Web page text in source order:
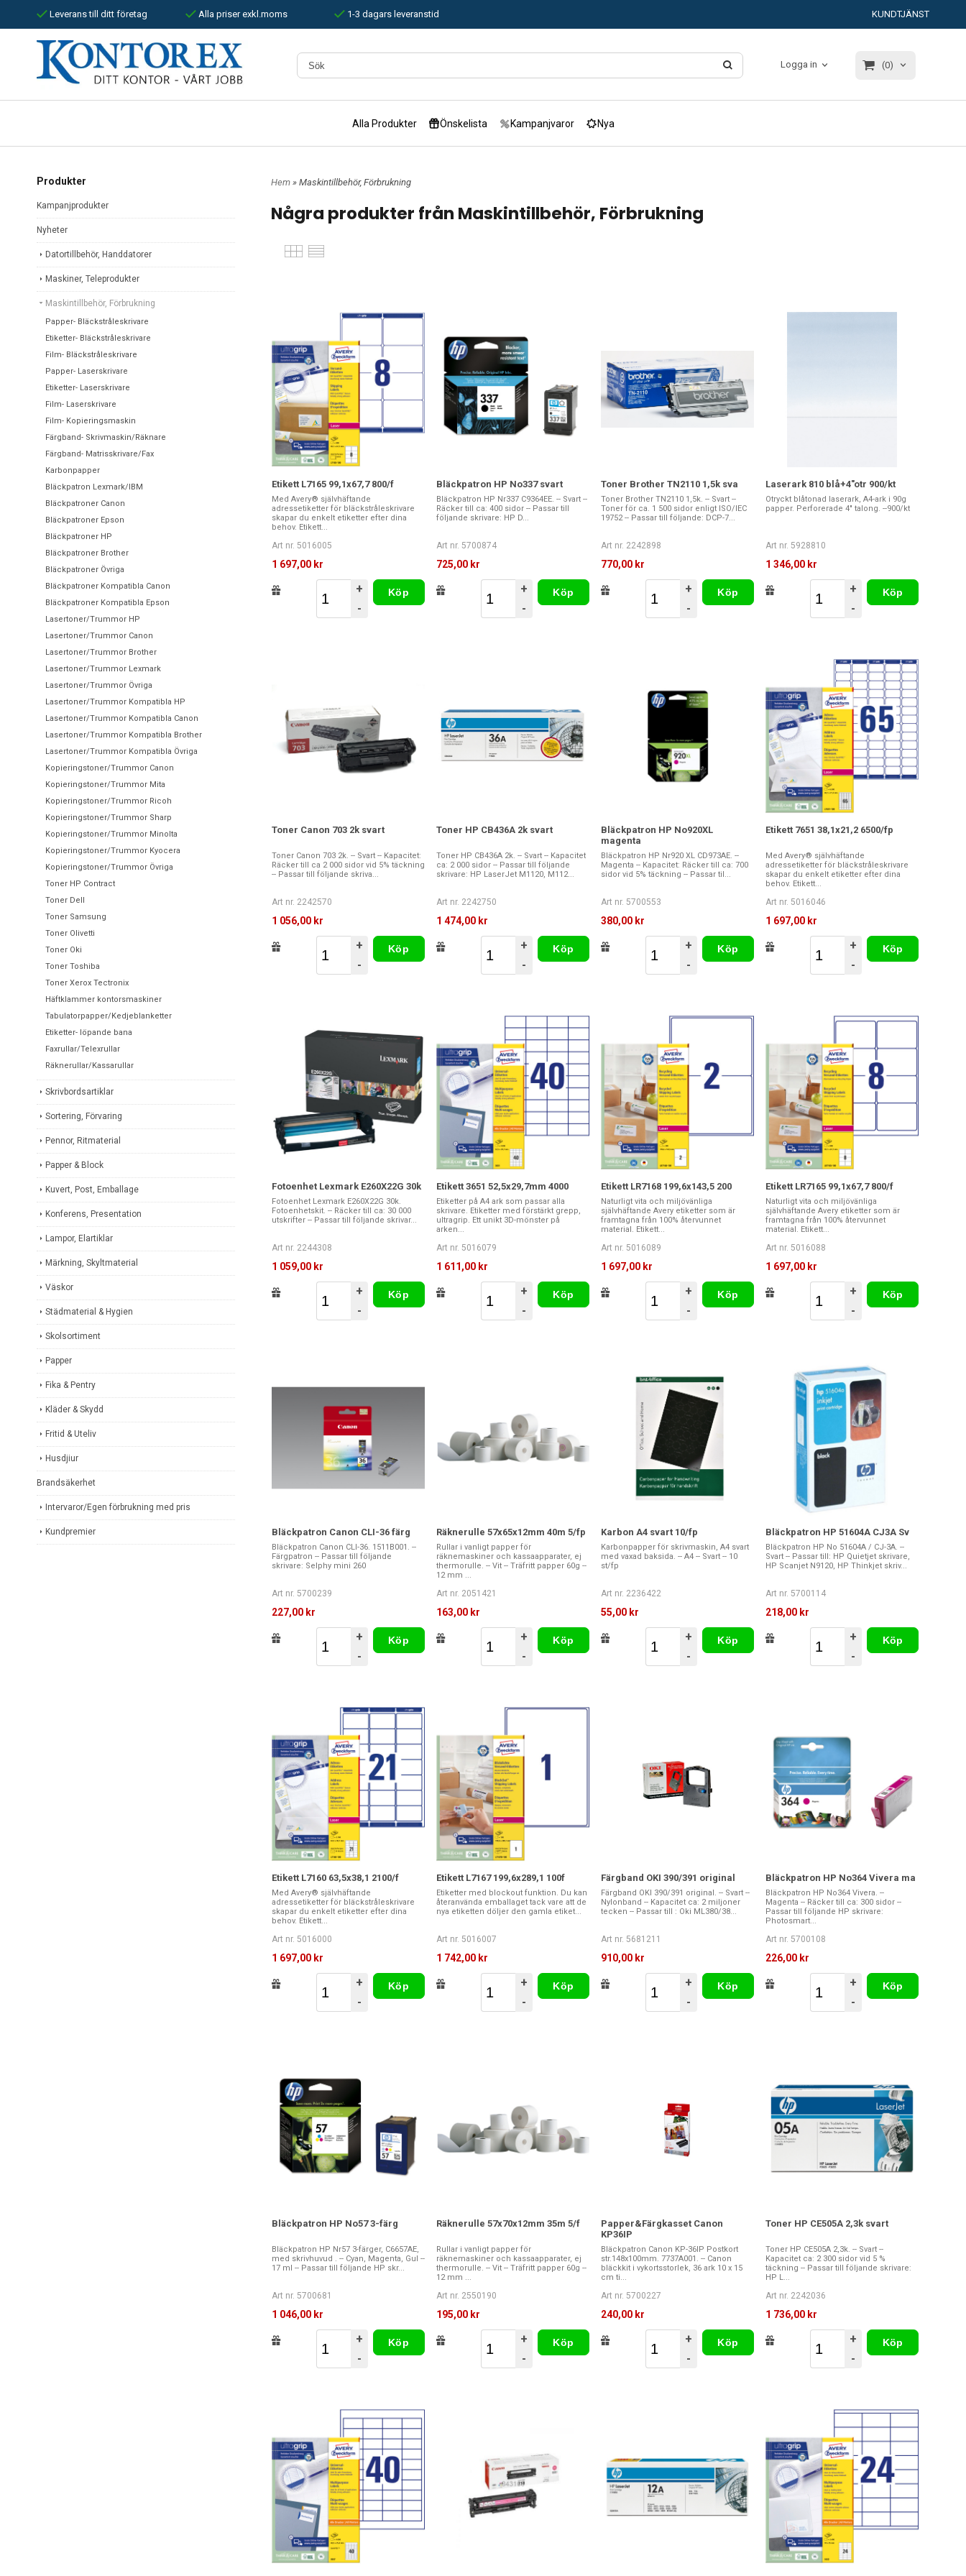
Leverans till ditt företag Alla priser exkl.moms 1-3 dagars leveranstid KUNDTJÄNST
Logga in (0)
Alla Produkter Önskelista Kampanjvaror Nya
Produkter
Kampanjprodukter
Nyheter
Datortillbehör, Handdatorer
Maskiner, Teleprodukter
Maskintillbehör, Förbrukning
Papper- Bläckstråleskrivare
Etiketter- Bläckstråleskrivare
Film- Bläckstråleskrivare
Papper- Laserskrivare
Etiketter- Laserskrivare
Film- Laserskrivare
Film- Kopieringsmaskin
Färgband- Skrivmaskin/Räknare
Färgband- Matrisskrivare/Fax
Karbonpapper
Bläckpatron Lexmark/IBM
Bläckpatroner Canon
Bläckpatroner Epson
Bläckpatroner HP
Bläckpatroner Brother
Bläckpatroner Övriga
Bläckpatroner Kompatibla Canon
Bläckpatroner Kompatibla Epson
Lasertoner/Trummor HP
Lasertoner/Trummor Canon
Lasertoner/Trummor Brother
Lasertoner/Trummor Lexmark
Lasertoner/Trummor Övriga
Lasertoner/Trummor Kompatibla HP
Lasertoner/Trummor Kompatibla Canon
Lasertoner/Trummor Kompatibla Brother
Lasertoner/Trummor Kompatibla Övriga
Kopieringstoner/Trummor Canon
Kopieringstoner/Trummor Mita
Kopieringstoner/Trummor Ricoh
Kopieringstoner/Trummor Sharp
Kopieringstoner/Trummor Minolta
Kopieringstoner/Trummor Kyocera
Kopieringstoner/Trummor Övriga
Toner HP Contract
Toner Dell
Toner Samsung
Toner Olivetti
Toner Oki
Toner Toshiba
Toner Xerox Tectronix
Häftklammer kontorsmaskiner
Tabulatorpapper/Kedjeblanketter
Etiketter- löpande bana
Faxrullar/Telexrullar
Räknerullar/Kassarullar
Skrivbordsartiklar
Sortering, Förvaring
Pennor, Ritmaterial
Papper & Block
Kuvert, Post, Emballage
Konferens, Presentation
Lampor, Elartiklar
Märkning, Skyltmaterial
Väskor
Städmaterial & Hygien
Skolsortiment
Papper
Fika & Pentry
Kläder & Skydd
Fritid & Uteliv
Husdjiur
Brandsäkerhet
Intervaror/Egen förbrukning med pris
Kundpremier
Hem» Maskintillbehör, Förbrukning
Några produkter från Maskintillbehör, Förbrukning
Etikett L7165 99,1x67,7 800/f
Med Avery® självhäftande
adressetiketter för bläckstråleskrivare
skapar du enkelt etiketter efter dina
behov. Etikett...
Art nr. 5016005
1 697,00 kr
+
-
Köp
Bläckpatron HP No337 svart
Bläckpatron HP Nr337 C9364EE. -- Svart --
Räcker till ca: 400 sidor -- Passar till
följande skrivare: HP D...
Art nr. 5700874
725,00 kr
+
-
Köp
Toner Brother TN2110 1,5k sva
Toner Brother TN2110 1,5k. -- Svart --
Toner för ca. 1 500 sidor enligt ISO/IEC
19752 -- Passar till följande: DCP-7...
Art nr. 2242898
770,00 kr
+
-
Köp
Laserark 810 blå+4"otr 900/kt
Otryckt blåtonad laserark, A4-ark i 90g
papper. Perforerade 4" talong. --900/kt
Art nr. 5928810
1 346,00 kr
+
-
Köp
Toner Canon 703 2k svart
Toner Canon 703 2k. -- Svart -- Kapacitet:
Räcker till ca 2 000 sidor vid 5% täckning
-- Passar till följande skriva...
Art nr. 2242570
1 056,00 kr
+
-
Köp
Toner HP CB436A 2k svart
Toner HP CB436A 2k. -- Svart -- Kapacitet
ca: 2 000 sidor -- Passar till följande
skrivare: HP LaserJet M1120, M112...
Art nr. 2242750
1 474,00 kr
+
-
Köp
Bläckpatron HP No920XL
magenta
Bläckpatron HP Nr920 XL CD973AE. --
Magenta -- Kapacitet: Räcker till ca: 700
sidor vid 5% täckning -- Passar til...
Art nr. 5700553
380,00 kr
+
-
Köp
Etikett 7651 38,1x21,2 6500/fp
Med Avery® självhäftande
adressetiketter för bläckstråleskrivare
skapar du enkelt etiketter efter dina
behov. Etikett...
Art nr. 5016046
1 697,00 kr
+
-
Köp
Fotoenhet Lexmark E260X22G 30k
Fotoenhet Lexmark E260X22G 30k.
Fotoenhetskit. -- Räcker till ca: 30 000
utskrifter -- Passar till följande skrivar...
Art nr. 2244308
1 059,00 kr
+
-
Köp
Etikett 3651 52,5x29,7mm 4000
Etiketter på A4 ark som passar alla
skrivare. Etiketter med förstärkt grepp,
ultragrip. Ett unikt 3D-mönster på
arken...
Art nr. 5016079
1 611,00 kr
+
-
Köp
Etikett LR7168 199,6x143,5 200
Naturligt vita och miljövänliga
självhäftande Avery etiketter som är
framtagna från 100% återvunnet
material. Etikett...
Art nr. 5016089
1 697,00 kr
+
-
Köp
Etikett LR7165 99,1x67,7 800/f
Naturligt vita och miljövänliga
självhäftande Avery etiketter som är
framtagna från 100% återvunnet
material. Etikett...
Art nr. 5016088
1 697,00 kr
+
-
Köp
Bläckpatron Canon CLI-36 färg
Bläckpatron Canon CLI-36. 1511B001. --
Färgpatron -- Passar till följande
skrivare: Selphy mini 260
Art nr. 5700239
227,00 kr
+
-
Köp
Räknerulle 57x65x12mm 40m 5/fp
Rullar i vanligt papper för
räknemaskiner och kassaapparater, ej
thermorulle. -- Vit -- Träfritt papper 60g --
12 mm ...
Art nr. 2051421
163,00 kr
+
-
Köp
Karbon A4 svart 10/fp
Karbonpapper för skrivmaskin, A4 svart
med vaxad baksida. -- A4 -- Svart -- 10
st/fp
Art nr. 2236422
55,00 kr
+
-
Köp
Bläckpatron HP 51604A CJ3A Sv
Bläckpatron HP No 51604A / CJ-3A. --
Svart -- Passar till: HP Quietjet skrivare,
HP Scanjet N9120, HP Thinkjet skriv...
Art nr. 5700114
218,00 kr
+
-
Köp
Etikett L7160 63,5x38,1 2100/f
Med Avery® självhäftande
adressetiketter för bläckstråleskrivare
skapar du enkelt etiketter efter dina
behov. Etikett...
Art nr. 5016000
1 697,00 kr
+
-
Köp
Etikett L7167 199,6x289,1 100f
Etiketter med blockout funktion. Du kan
återanvända emballaget tack vare att de
nya etiketten döljer den gamla etiket...
Art nr. 5016007
1 742,00 kr
+
-
Köp
Färgband OKI 390/391 original
Färgband OKI 390/391 original. -- Svart --
Nylonband -- Kapacitet ca: 2 miljoner
tecken -- Passar till : Oki ML380/38...
Art nr. 5681211
910,00 kr
+
-
Köp
Bläckpatron HP No364 Vivera ma
Bläckpatron HP No364 Vivera. --
Magenta -- Räcker till ca: 300 sidor --
Passar till följande HP skrivare:
Photosmart...
Art nr. 5700108
226,00 kr
+
-
Köp
Bläckpatron HP No57 3-färg
Bläckpatron HP Nr57 3-färger, C6657AE,
med skrivhuvud . -- Cyan, Magenta, Gul --
17 ml -- Passar till följande HP skr...
Art nr. 5700681
1 046,00 kr
+
-
Köp
Räknerulle 57x70x12mm 35m 5/f
Rullar i vanligt papper för
räknemaskiner och kassaapparater, ej
thermorulle. -- Vit -- Träfritt papper 60g --
12 mm ...
Art nr. 2550190
195,00 kr
+
-
Köp
Papper&Färgkasset Canon
KP36IP
Bläckpatron Canon KP-36IP Postkort
str.148x100mm. 7737A001. -- Canon
bläckkit i vykortsstorlek, 36 ark 10 x 15
cm ti...
Art nr. 5700227
240,00 kr
+
-
Köp
Toner HP CE505A 2,3k svart
Toner HP CE505A 2,3k. -- Svart --
Kapacitet ca: 2 300 sidor vid 5 %
täckning -- Passar till följande skrivare:
HP L...
Art nr. 2242036
1 736,00 kr
+
-
Köp